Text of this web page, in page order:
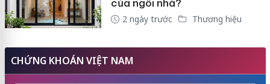
của ngôi nhà?
2 ngày trước Thương hiệu
CHỨNG KHOÁN VIỆT NAM